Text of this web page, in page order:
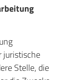
juristische
Stelle, die